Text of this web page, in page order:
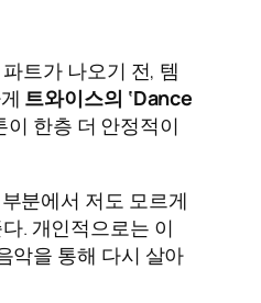
트가 나오기 전, 템
트와이스의 ‘Dance
한층 더 안정적이
분에서 저도 모르게
. 개인적으로는 이
악을 통해 다시 살아